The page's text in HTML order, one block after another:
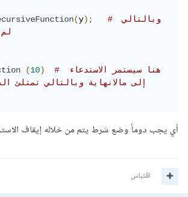
(y);
# وبالتالي
(10)
# هنا سيستمر الاستدعاء
أي يجب دوماً وضع شرط يتم من خلاله إيقاف
اقتباس